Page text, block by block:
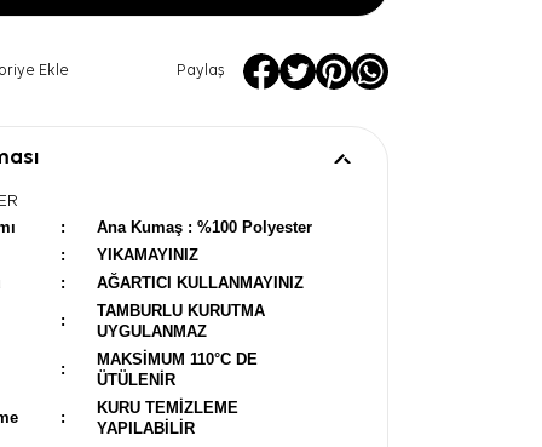
Ekle Paylaş
:
Ana Kumaş : %100 Polyester
:
YIKAMAYINIZ
: AĞARTICI KULLANMAYINIZ
:
TAMBURLU KURUTMA
UYGULANMAZ
:
MAKSİMUM 110°C DE
ÜTÜLENİR
:
KURU TEMİZLEME
YAPILABİLİR